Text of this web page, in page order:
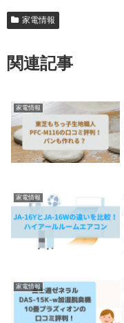
家電情報
関連記事
家電情報
家電情報
家電情報